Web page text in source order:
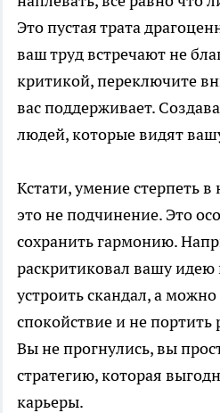
Это пустая трата
ваш труд встречают не
критикой, переключите
вас поддерживает.
людей, которые видят
Кстати, умение стерпеть
это не подчинение. Это
сохранить гармонию.
раскритиковал вашу
устроить скандал, а
спокойствие и не
Вы не прогнулись, вы
стратегию, которая
карьеры.